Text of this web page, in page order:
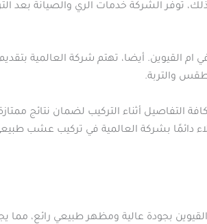
توفر الشركة خدمات الري والصيانة بعد
ام القيوين. أيضا، تهتم شركة العالمية
والتربة.
أثناء التركيب لضمان نتائج
دائمًا بشركة العالمية في تركيب عشب
بجودة عالية ومظهر طبيعي رائع، مما